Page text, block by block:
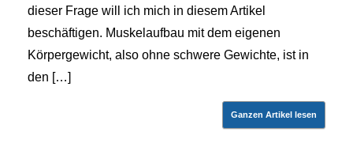
dieser Frage will ich mich in diesem Artikel
beschäftigen. Muskelaufbau mit dem eigenen
Körpergewicht, also ohne schwere Gewichte, ist in
den […]
Ganzen Artikel lesen